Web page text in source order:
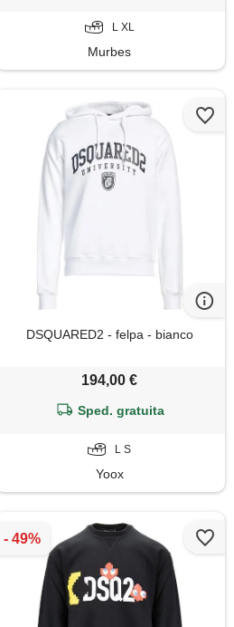
L XL
Murbes
DSQUARED2 - felpa - bianco
194,00 €
Sped. gratuita
L S
Yoox